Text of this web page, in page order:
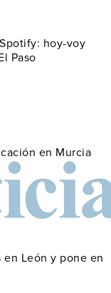
hoy-voy
Paso
en Murcia
en León y pone en